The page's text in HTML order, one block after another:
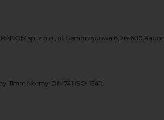
RADOM sp. z o.o., ul. Samorządowa 6, 26-600
Normy: DIN 741 ISO: 13411.